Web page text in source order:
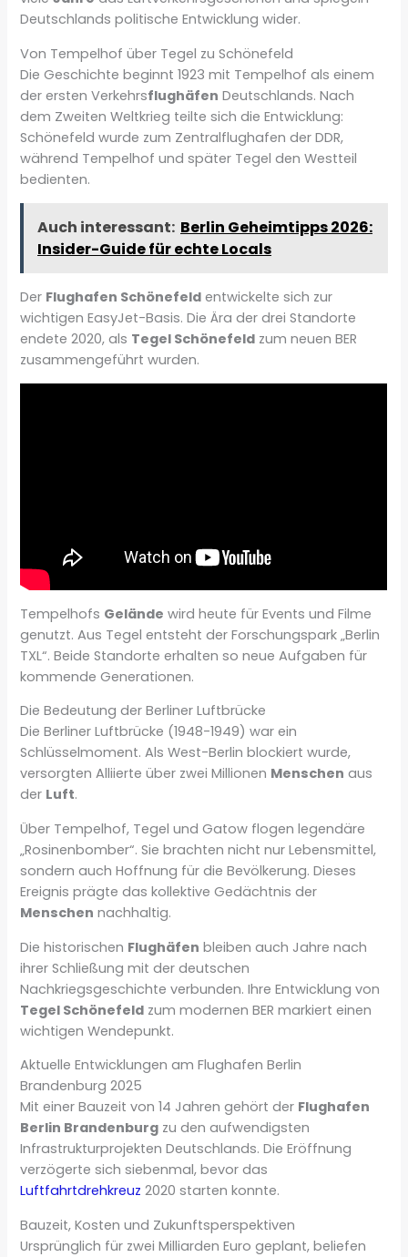
Deutschlands politische Entwicklung wider.
Von Tempelhof über Tegel zu Schönefeld
Die Geschichte beginnt 1923 mit Tempelhof als einem
der ersten Verkehrsflughäfen Deutschlands. Nach
dem Zweiten Weltkrieg teilte sich die Entwicklung:
Schönefeld wurde zum Zentralflughafen der DDR,
während Tempelhof und später Tegel den Westteil
bedienten.
Auch interessant: Berlin Geheimtipps 2026:
Insider-Guide für echte Locals
Der Flughafen Schönefeld entwickelte sich zur
wichtigen EasyJet-Basis. Die Ära der drei Standorte
endete 2020, als Tegel Schönefeld zum neuen BER
zusammengeführt wurden.
Tempelhofs Gelände wird heute für Events und Filme
genutzt. Aus Tegel entsteht der Forschungspark „Berlin
TXL“. Beide Standorte erhalten so neue Aufgaben für
kommende Generationen.
Die Bedeutung der Berliner Luftbrücke
Die Berliner Luftbrücke (1948-1949) war ein
Schlüsselmoment. Als West-Berlin blockiert wurde,
versorgten Alliierte über zwei Millionen Menschen aus
der Luft.
Über Tempelhof, Tegel und Gatow flogen legendäre
„Rosinenbomber“. Sie brachten nicht nur Lebensmittel,
sondern auch Hoffnung für die Bevölkerung. Dieses
Ereignis prägte das kollektive Gedächtnis der
Menschen nachhaltig.
Die historischen Flughäfen bleiben auch Jahre nach
ihrer Schließung mit der deutschen
Nachkriegsgeschichte verbunden. Ihre Entwicklung von
Tegel Schönefeld zum modernen BER markiert einen
wichtigen Wendepunkt.
Aktuelle Entwicklungen am Flughafen Berlin
Brandenburg 2025
Mit einer Bauzeit von 14 Jahren gehört der Flughafen
Berlin Brandenburg zu den aufwendigsten
Infrastrukturprojekten Deutschlands. Die Eröffnung
verzögerte sich siebenmal, bevor das
Luftfahrtdrehkreuz 2020 starten konnte.
Bauzeit, Kosten und Zukunftsperspektiven
Ursprünglich für zwei Milliarden Euro geplant, beliefen